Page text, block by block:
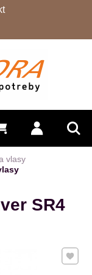
Prihlásiť
0 €
vlasy
SR4
Pridať